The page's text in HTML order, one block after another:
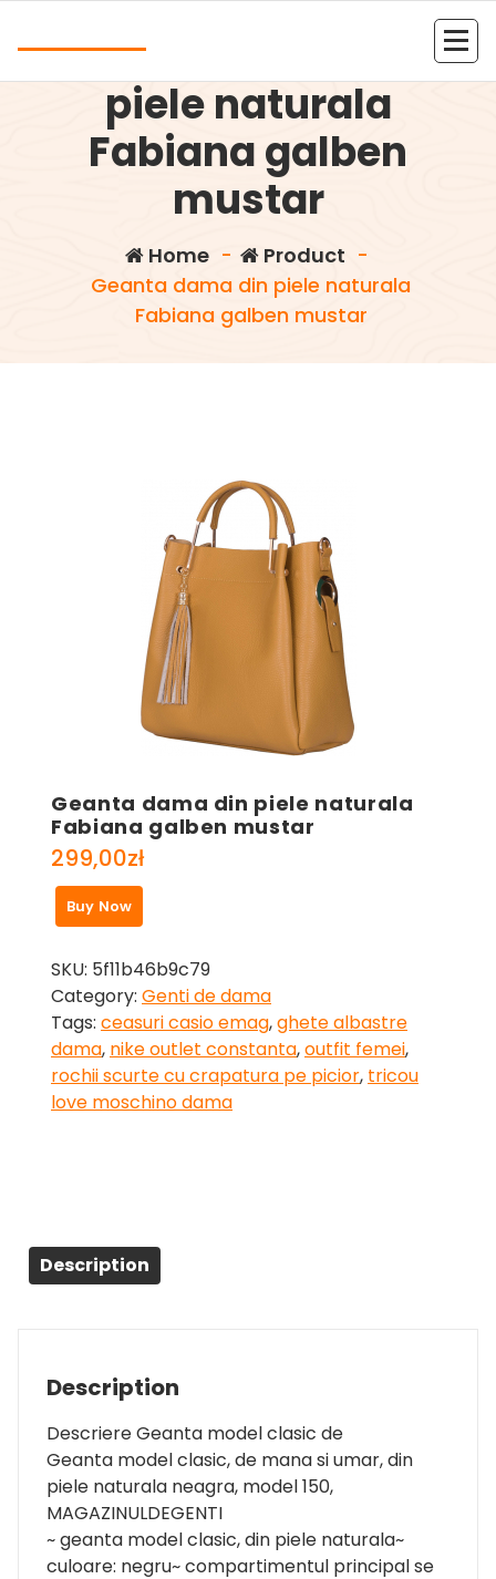
Geanta dama din
piele naturala
Fabiana galben
mustar
Home- Product -
Geanta dama din piele naturala
Fabiana galben mustar
Geanta dama din piele naturala
Fabiana galben mustar
299,00zł
Buy Now
SKU: 5f11b46b9c79
Category: Genti de dama
Tags: ceasuri casio emag,ghete albastre
dama, nike outlet constanta,outfit femei,
rochii scurte cu crapatura pe picior, tricou
love moschino dama
Description
Description
Descriere Geanta model clasic de
Geanta model clasic, de mana si umar, din
piele naturala neagra, model 150,
MAGAZINULDEGENTI
~ geanta model clasic, din piele naturala~
culoare: negru~ compartimentul principal se